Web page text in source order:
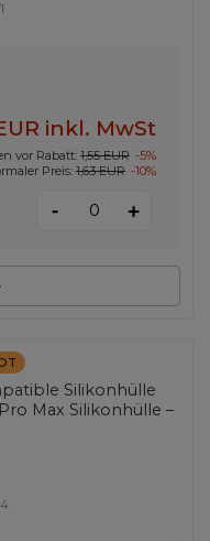
inkl. MwSt
vor Rabatt: 1,55 EUR -5%
Preis: 1,63 EUR -10%
- +
Silikonhülle
Max Silikonhülle –